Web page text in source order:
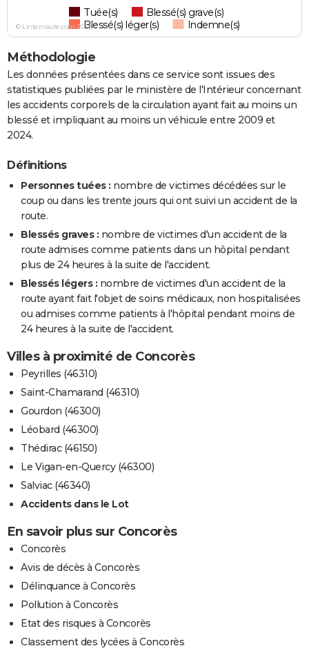
Tuée(s)
Blessé(s) grave(s)
Blessé(s) léger(s)
Indemne(s)
© Linternaute.com 2026
Méthodologie
Les données présentées dans ce service sont issues des
statistiques publiées par le ministère de l'Intérieur concernant
les accidents corporels de la circulation ayant fait au moins un
blessé et impliquant au moins un véhicule entre 2009 et
2024.
Définitions
Personnes tuées : nombre de victimes décédées sur le
coup ou dans les trente jours qui ont suivi un accident de la
route.
Blessés graves : nombre de victimes d'un accident de la
route admises comme patients dans un hôpital pendant
plus de 24 heures à la suite de l'accident.
Blessés légers : nombre de victimes d'un accident de la
route ayant fait l'objet de soins médicaux, non hospitalisées
ou admises comme patients à l'hôpital pendant moins de
24 heures à la suite de l'accident.
Villes à proximité de Concorès
Peyrilles (46310)
Saint-Chamarand (46310)
Gourdon (46300)
Léobard (46300)
Thédirac (46150)
Le Vigan-en-Quercy (46300)
Salviac (46340)
Accidents dans le Lot
En savoir plus sur Concorès
Concorès
Avis de décès à Concorès
Délinquance à Concorès
Pollution à Concorès
Etat des risques à Concorès
Classement des lycées à Concorès